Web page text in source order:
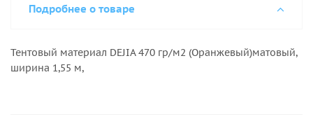
Подробнее о товаре
Тентовый материал DEJIA 470 гр/м2 (Оранжевый)матовый,
ширина 1,55 м,